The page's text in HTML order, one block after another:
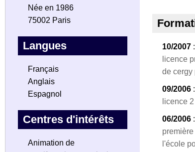
Née en 1986
75002 Paris
Langues
Français
Anglais
Espagnol
Centres d'intérêts
Animation de
10/2007 :
licence
de cergy
09/2006 :
licence
06/2006 :
l'école